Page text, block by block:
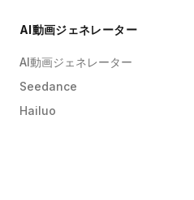
AI動画ジェネレーター
AI動画ジェネレーター
Seedance
Hailuo